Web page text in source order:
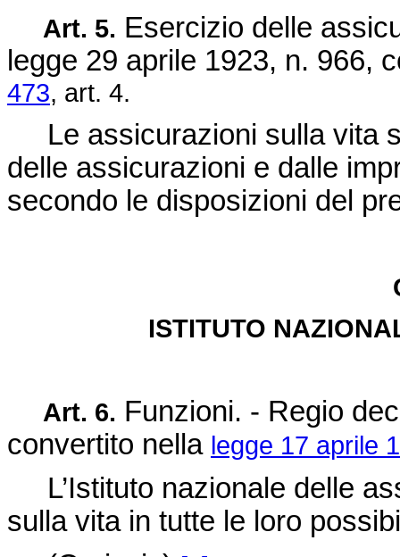
Art. 5. Esercizio delle
legge 29 aprile 1923, n. 966,
473, art. 4.
Le assicurazioni sulla vita
delle assicurazioni e dalle
secondo le disposizioni del
ISTITUTO
Art. 6. Funzioni. - Regio
convertito nella legge 17 aprile
L’Istituto nazionale delle
sulla vita in tutte le loro